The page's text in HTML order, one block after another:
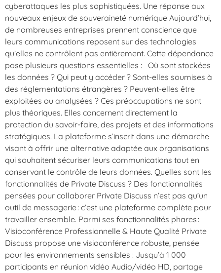
cyberattaques les plus sophistiquées. Une réponse aux
nouveaux enjeux de souveraineté numérique Aujourd’hui,
de nombreuses entreprises prennent conscience que
leurs communications reposent sur des technologies
qu’elles ne contrôlent pas entièrement. Cette dépendance
pose plusieurs questions essentielles : Où sont stockées
les données ? Qui peut y accéder ? Sont-elles soumises à
des réglementations étrangères ? Peuvent-elles être
exploitées ou analysées ? Ces préoccupations ne sont
plus théoriques. Elles concernent directement la
protection du savoir-faire, des projets et des informations
stratégiques. La plateforme s’inscrit dans une démarche
visant à offrir une alternative adaptée aux organisations
qui souhaitent sécuriser leurs communications tout en
conservant le contrôle de leurs données. Quelles sont les
fonctionnalités de Private Discuss ? Des fonctionnalités
pensées pour collaborer Private Discuss n’est pas qu’un
outil de messagerie : c’est une plateforme complète pour
travailler ensemble. Parmi ses fonctionnalités phares :
Visioconférence Professionnelle & Haute Qualité Private
Discuss propose une visioconférence robuste, pensée
pour les environnements sensibles : Jusqu’à 1 000
participants en réunion vidéo Audio/vidéo HD, partage